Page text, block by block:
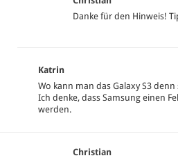
Danke für den Hinweis!
Katrin
Wo kann man das Galaxy S3
Ich denke, dass Samsung einen
werden.
Christian